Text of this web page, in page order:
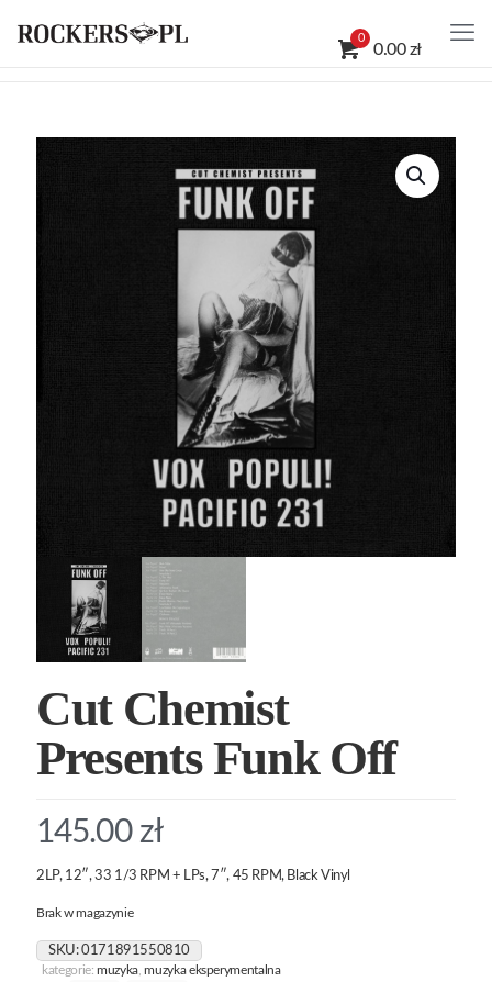
0
0.00 zł
Cut Chemist
Presents Funk Off
145.00 zł
2LP, 12″, 33 1/3 RPM + LPs, 7″, 45 RPM, Black Vinyl
Brak w magazynie
SKU:0171891550810
kategorie:muzyka ,muzyka eksperymentalna